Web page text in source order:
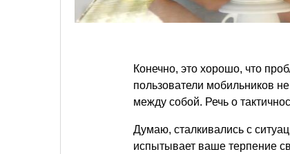
Конечно, это хорошо, что
пользователи мобильников
между собой. Речь о
Думаю, сталкивались с
испытывает ваше терпение